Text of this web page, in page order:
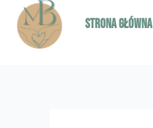
Strona główna